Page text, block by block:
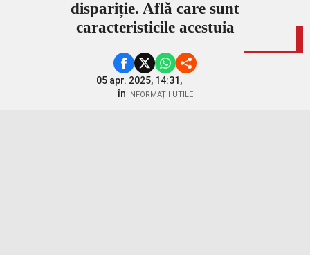
dispariție. Află care sunt
caracteristicile acestuia
05 apr. 2025, 14:31,
în
INFORMAȚII UTILE